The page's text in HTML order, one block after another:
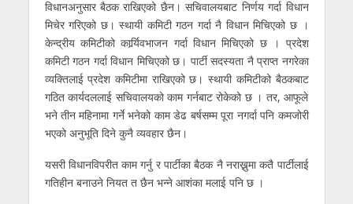
विधानअनुसार बैठक राखिएको छैन। सचिवालयबाट निर्णय गर्दा विधान
मिचेर गरिएको छ। स्थायी कमिटी गठन गर्दा नै विधान मिचिएको छ ।
केन्द्रीय कमिटीको कार्र्यिवभाजन गर्दा विधान मिचिएको छ । प्रदेश
कमिटी गठन गर्दा विधान मिचिएको छ। पार्टी सदस्यता नै प्राप्त नगरेका
व्यक्तिलाई प्रदेश कमिटीमा राखिएको छ। स्थायी कमिटीको बैठकबाट
गठित कार्यदललाई सचिवालयको काम गर्नबाट रोकेको छ । तर, आफूले
भने तीन महिनामा गर्ने भनेको काम डेढ बर्षसम्म पूरा नगर्दा पनि कमजोरी
भएको अनुभूति दिने कुनै व्यवहार छैन।
यसरी विधानविपरीत काम गर्नु र पार्टीका बैठक नै नराख्नुमा कतै पार्टीलाई
गतिहीन बनाउने नियत त छैन भन्ने आशंका मलाई पनि छ ।